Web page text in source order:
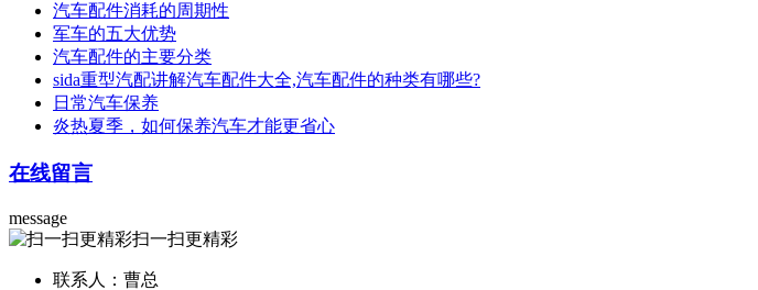
汽车配件消耗的周期性
军车的五大优势
汽车配件的主要分类
sida重型汽配讲解汽车配件大全,汽车配件的种类有哪些?
日常汽车保养
炎热夏季，如何保养汽车才能更省心
在线留言
message
扫一扫更精彩
联系人：曹总